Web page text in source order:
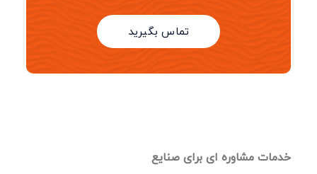
تماس بگیرید
خدمات مشاوره ای برای صنایع